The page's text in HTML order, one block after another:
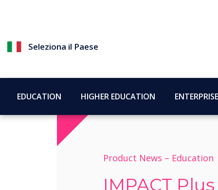
Seleziona il Paese
EDUCATION HIGHER EDUCATION ENTERPRISE
Product News – Education
IMPACT